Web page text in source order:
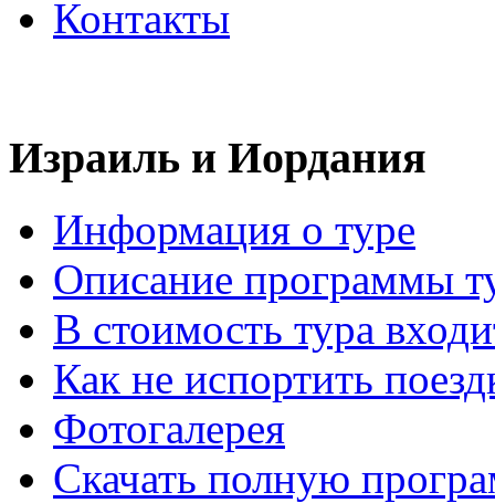
Контакты
Израиль и Иордания
Информация о туре
Описание программы
В стоимость тура
Как не испортить
Фотогалерея
Скачать полную